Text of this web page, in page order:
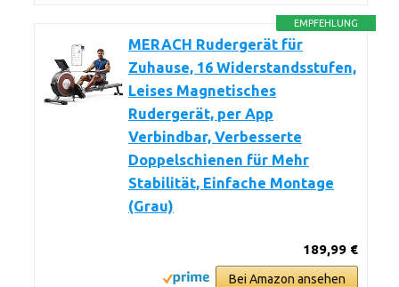
EMPFEHLUNG
MERACH Rudergerät für
Zuhause, 16 Widerstandsstufen,
Leises Magnetisches
Rudergerät, per App
Verbindbar, Verbesserte
Doppelschienen für Mehr
Stabilität, Einfache Montage
(Grau)
189,99 €
Bei Amazon ansehen